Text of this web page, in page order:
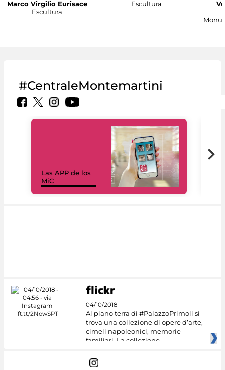
Marco Virgilio Eurisace
Escultura
Escultura
#CentraleMontemartini
Las APP de los
MiC
04/10/2018
Al piano terra di #PalazzoPrimoli si
trova una collezione di opere d’arte,
cimeli napoleonici, memorie
familiari. La collezione